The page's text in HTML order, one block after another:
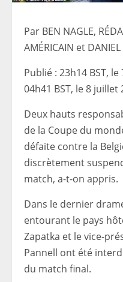
Par BEN NAGLE,
AMÉRICAIN et
Publié : 23h14 BST,
04h41 BST, le 8 juillet
Deux hauts
de la Coupe du
défaite contre la
discrètement
match, a-t-on appris.
Dans le dernier
entourant le pays
Zapatka et le vice-
Pannell ont été
du match final.